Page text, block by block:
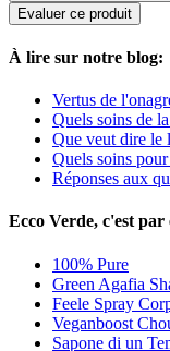
Evaluer ce produit
À lire sur notre blog:
Vertus de
Quels soins de
Que veut dire le
Quels soins
Réponses aux
Ecco Verde, c'est par
100% Pure
Green Agafia
Feele Spray
Veganboost
Sapone di un